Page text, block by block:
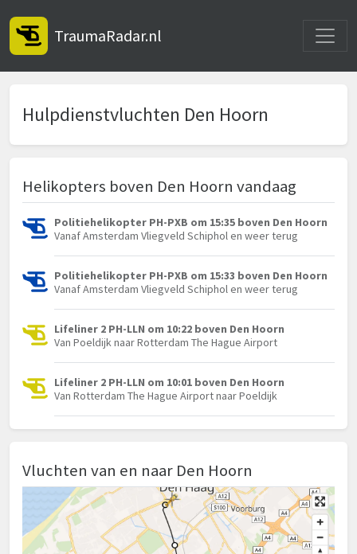
TraumaRadar.nl
Hulpdienstvluchten Den Hoorn
Helikopters boven Den Hoorn vandaag
Politiehelikopter PH-PXB om 15:35 boven Den Hoorn
Vanaf Amsterdam Vliegveld Schiphol en weer terug
Politiehelikopter PH-PXB om 15:33 boven Den Hoorn
Vanaf Amsterdam Vliegveld Schiphol en weer terug
Lifeliner 2 PH-LLN om 10:22 boven Den Hoorn
Van Poeldijk naar Rotterdam The Hague Airport
Lifeliner 2 PH-LLN om 10:01 boven Den Hoorn
Van Rotterdam The Hague Airport naar Poeldijk
Vluchten van en naar Den Hoorn